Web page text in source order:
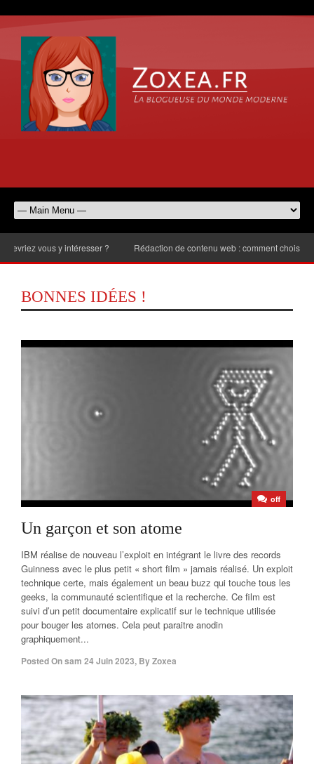
y intéresser ? Rédaction de contenu web : comment choisir le nombre de
BONNES IDÉES !
off
Un garçon et son atome
IBM réalise de nouveau l’exploit en intégrant le livre des records
Guinness avec le plus petit « short film » jamais réalisé. Un exploit
technique certe, mais également un beau buzz qui touche tous les
geeks, la communauté scientifique et la recherche. Ce film est
suivi d’un petit documentaire explicatif sur le technique utilisée
pour bouger les atomes. Cela peut paraitre anodin
graphiquement...
Posted Onsam 24 Juin 2023, ByZoxea